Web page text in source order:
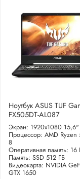
Ноутбук ASUS TUF
FX505DT-AL087
Экран: 1920x1080 15,6"
Процессор: AMD
8
Оперативная память: 16
Память: SSD 512 ГБ
Видеокарта: NVIDIA
GTX 1650